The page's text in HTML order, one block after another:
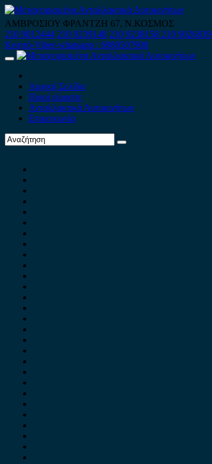
Skip
to
content
ΑΜΒΡΟΣΙΟΥ ΦΡΑΝΤΖΗ 67, Ν.ΚΟΣΜΟΣ
210 9012444 210 9239148 210 9238158 210 9026839
Κινητό-Viber-whatsapp : 6980507900
Primary
Αρχική Σελίδα
Ποιοί είμαστε
Ανταλλακτικά Αυτοκινήτων
Επικοινωνία